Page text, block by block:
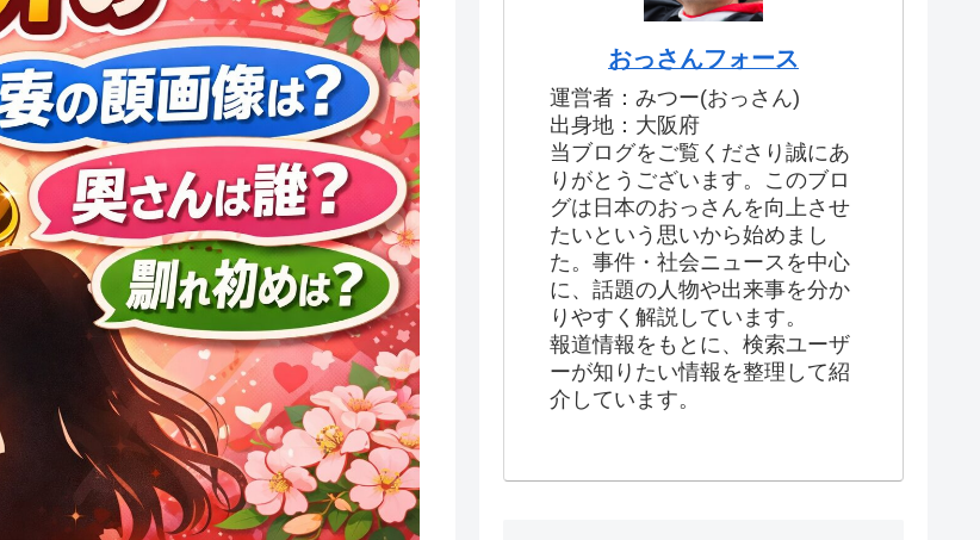
おっさんフォース
運営者：みつー(おっさん)
出身地：大阪府
当ブログをご覧くださり誠にあ
りがとうございます。このブロ
グは日本のおっさんを向上させ
たいという思いから始めまし
た。事件・社会ニュースを中心
に、話題の人物や出来事を分か
りやすく解説しています。
報道情報をもとに、検索ユーザ
ーが知りたい情報を整理して紹
介しています。